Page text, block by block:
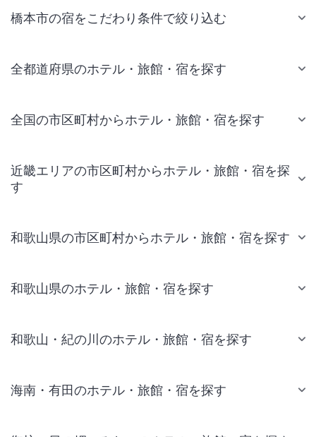
橋本市の宿をこだわり条件で絞り込む
全都道府県のホテル・旅館・宿を探す
全国の市区町村からホテル・旅館・宿を探す
近畿エリアの市区町村からホテル・旅館・宿を探
す
和歌山県の市区町村からホテル・旅館・宿を探す
和歌山県のホテル・旅館・宿を探す
和歌山・紀の川のホテル・旅館・宿を探す
海南・有田のホテル・旅館・宿を探す